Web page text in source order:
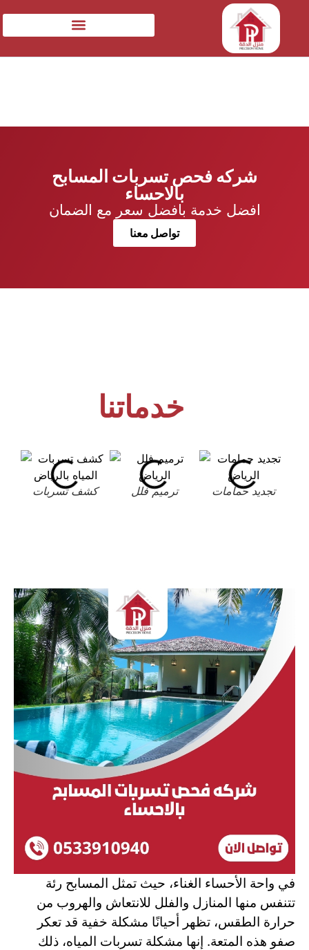
شركه فحص تسربات المسابح
بالاحساء
افضل خدمة بافضل سعر مع الضمان
تواصل معنا
خدماتنا
كشف تسربات ترميم فلل تجديد حمامات
في واحة الأحساء الغناء، حيث تمثل المسابح رئة
تتنفس منها المنازل والفلل للانتعاش والهروب من
حرارة الطقس، تظهر أحيانًا مشكلة خفية قد تعكر
صفو هذه المتعة. إنها مشكلة تسربات المياه، ذلك